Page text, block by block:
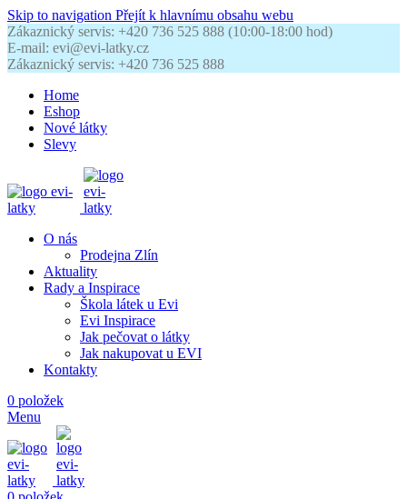
Skip to navigation Přejít k hlavnímu obsahu webu
Zákaznický servis: +420 736 525 888 (10:00-18:00 hod)
E-mail: evi@evi-latky.cz
Zákaznický servis: +420 736 525 888
Home
Eshop
Nové látky
Slevy
O nás
Prodejna Zlín
Aktuality
Rady a Inspirace
Škola látek u Evi
Evi Inspirace
Jak pečovat o látky
Jak nakupovat u EVI
Kontakty
0 položek
Menu